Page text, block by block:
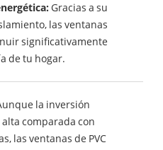
Gracias a su
las ventanas
significativamente
de tu hogar.
la inversión
comparada con
las ventanas de PVC